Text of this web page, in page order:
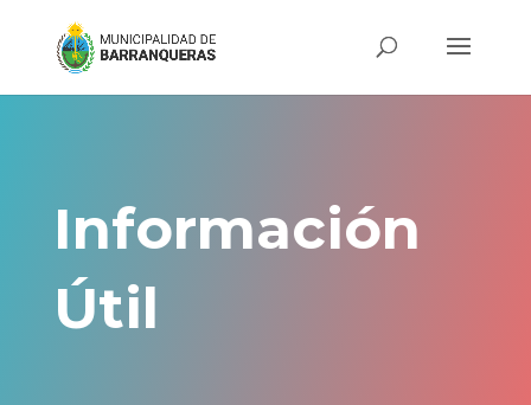
Información
Útil